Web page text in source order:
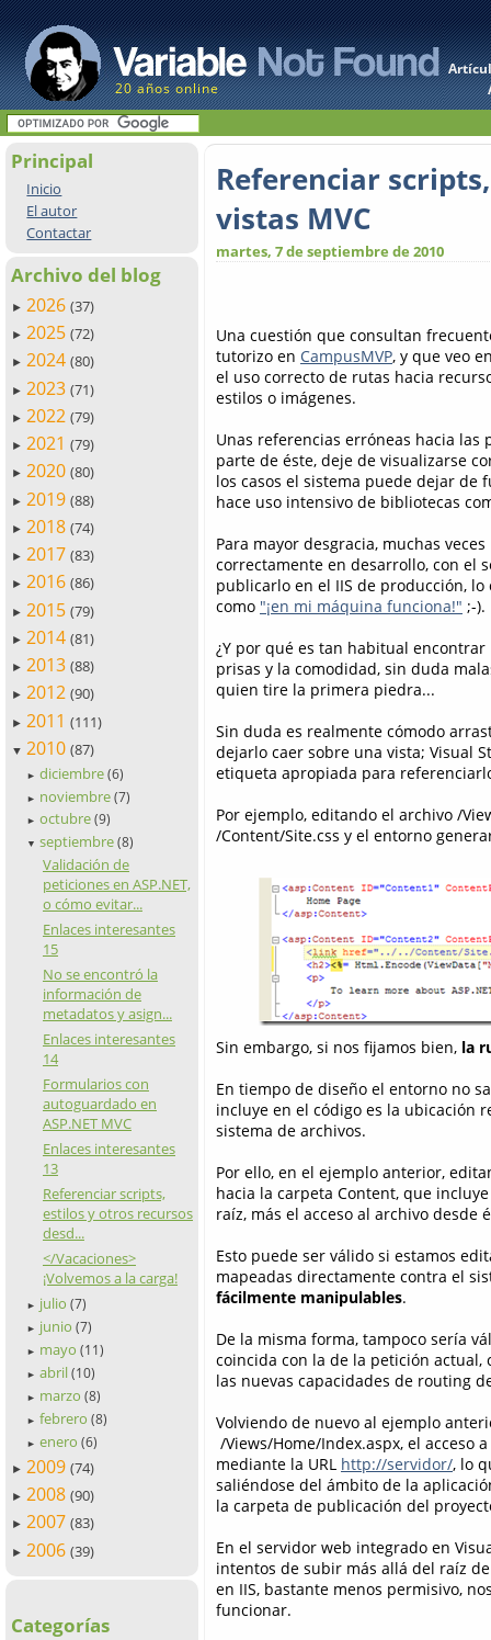
20 años online
Principal
Inicio
El autor
Contactar
Archivo del blog
► 2026 (37)
► 2025 (72)
► 2024 (80)
► 2023 (71)
► 2022 (79)
► 2021 (79)
► 2020 (80)
► 2019 (88)
► 2018 (74)
► 2017 (83)
► 2016 (86)
► 2015 (79)
► 2014 (81)
► 2013 (88)
► 2012 (90)
► 2011 (111)
▼ 2010 (87)
► diciembre (6)
► noviembre (7)
► octubre (9)
▼ septiembre (8)
Validación de
peticiones en ASP.NET,
o cómo evitar...
Enlaces interesantes
15
No se encontró la
información de
metadatos y asign...
Enlaces interesantes
14
Formularios con
autoguardado en
ASP.NET MVC
Enlaces interesantes
13
Referenciar scripts,
estilos y otros recursos
desd...
</Vacaciones>
¡Volvemos a la carga!
► julio (7)
► junio (7)
► mayo (11)
► abril (10)
► marzo (8)
► febrero (8)
► enero (6)
► 2009 (74)
► 2008 (90)
► 2007 (83)
► 2006 (39)
Categorías
Referenciar
vistas MVC
martes, 7 de septiembre de 2010
Una cuestión que consultan
tutorizo en CampusMVP, y que veo
el uso correcto de rutas hacia
estilos o imágenes.
Unas referencias erróneas hacia
parte de éste, deje de visualizarse
los casos el sistema puede dejar
hace uso intensivo de bibliotecas
Para mayor desgracia, muchas
correctamente en desarrollo, con el
publicarlo en el IIS de producción,
como "¡en mi máquina funciona!" ;-).
¿Y por qué es tan habitual
prisas y la comodidad, sin duda
quien tire la primera piedra...
Sin duda es realmente cómodo
dejarlo caer sobre una vista; Visual
etiqueta apropiada para
Por ejemplo, editando el archivo /
/Content/Site.css y el entorno
Sin embargo, si nos fijamos bien, la
En tiempo de diseño el entorno no
incluye en el código es la ubicación
sistema de archivos.
Por ello, en el ejemplo anterior,
hacia la carpeta Content, que
raíz, más el acceso al archivo desde
Esto puede ser válido si estamos
mapeadas directamente contra el
fácilmente manipulables.
De la misma forma, tampoco sería
coincida con la de la petición actual,
las nuevas capacidades de routing
Volviendo de nuevo al ejemplo
/Views/Home/Index.aspx, el acceso
mediante la URL http://servidor/, lo
saliéndose del ámbito de la
la carpeta de publicación del
En el servidor web integrado en
intentos de subir más allá del raíz
en IIS, bastante menos permisivo,
funcionar.